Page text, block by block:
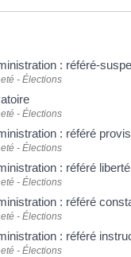
: référé-
- Élections
- Élections
: référé
- Élections
: référé liberté
- Élections
: référé
- Élections
: référé
- Élections